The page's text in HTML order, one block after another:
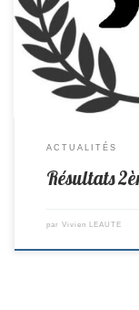
Cadets/Juniors D1->
Benjamins/Minimes
ACTUALITÉS
Résultats
par Vivien LEAUTE